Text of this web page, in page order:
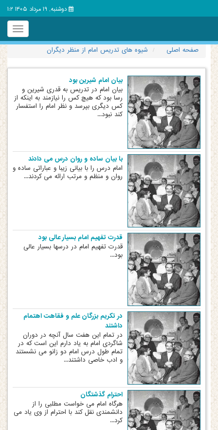
دوشنبه, 19 مرداد 1405 1:2
Toggle
صفحه اصلی
شیوه های تدریس امام از منظر دیگران
بیان امام شیرین بود
بیان امام در تدریس به قدری شیرین و
رسا بود که هیچ کس را نیازمند به اینکه از
کس دیگری بپرسد و نظر امام را استفسار
کند نبود...
با بیان ساده و روان درس می دادند
امام درس را با بیانی زیبا و عباراتی ساده و
روان و منظم و مرتب ارائه می کردند...
قدرت تفهیم امام بسیار عالی بود
قدرت تفهیم امام در درسها بسیار عالی
بود...
در تکریم بزرگان علم و فقاهت اهتمام
داشتند
در تمام این هفت سال آنچه در دوران
شاگردی امام به یاد دارم این است که در
تمام طول درس امام دو زانو می نشستند
و ادب خاصی داشتند...
احترام گذشتگان
هرگاه امام می خواست مطلبی را از
دانشمندی نقل کند با احترام از وی یاد می
کرد...